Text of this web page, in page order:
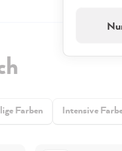
Farben Intensive